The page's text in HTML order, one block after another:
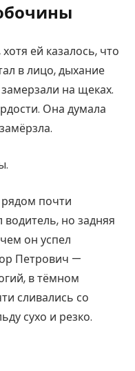
ей казалось, что
в лицо, дыхание
на щеках.
Она думала
почти
но задняя
он успел
Петрович —
в тёмном
сливались со
сухо и резко.